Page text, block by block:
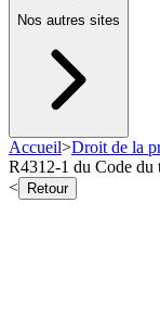
Nos autres sites
Accueil>Droit de la
R4312-1 du Code du
<
Retour